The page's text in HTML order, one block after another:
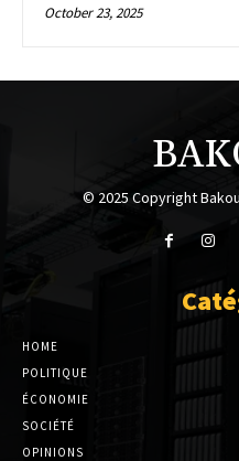
October 23, 2025
© 2025 Copyright
HOME
POLITIQUE
ÉCONOMIE
SOCIÉTÉ
OPINIONS